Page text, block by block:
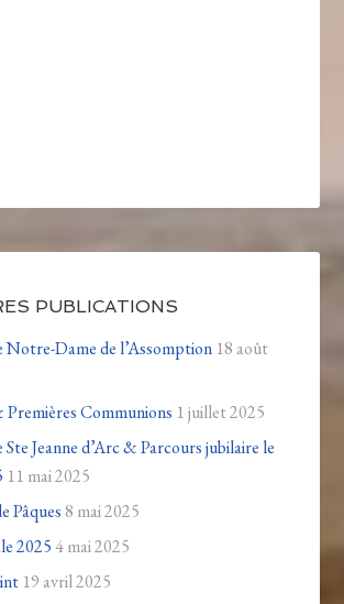
PUBLICATIONS
Notre-Dame de l’Assomption 18 août
Premières Communions 1 juillet 2025
Ste Jeanne d’Arc & Parcours jubilaire le
11 mai 2025
Pâques 8 mai 2025
2025 4 mai 2025
19 avril 2025